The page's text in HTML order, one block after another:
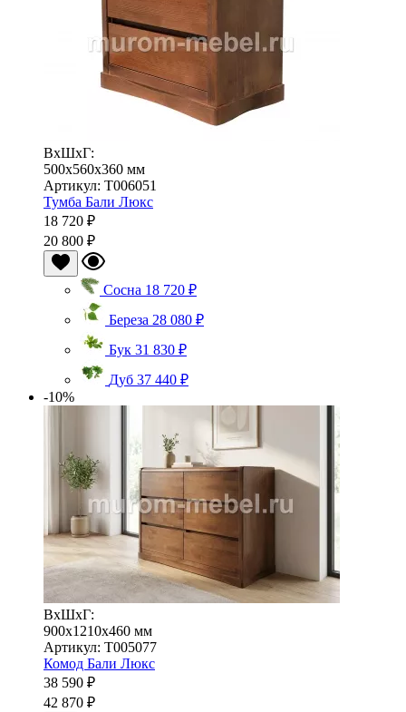
ВхШхГ:
500x560x360 мм
Артикул: Т006051
Тумба Бали Люкс
18 720 ₽
20 800 ₽
Сосна 18 720 ₽
Береза 28 080 ₽
Бук 31 830 ₽
Дуб 37 440 ₽
-10%
ВхШхГ:
900x1210x460 мм
Артикул: Т005077
Комод Бали Люкс
38 590 ₽
42 870 ₽